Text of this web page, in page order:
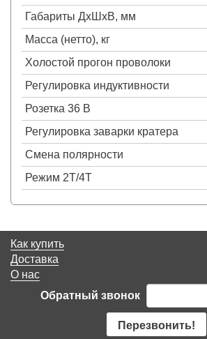
Габариты ДхШхВ, мм
Масса (нетто), кг
Холостой прогон проволоки
Регулировка индуктивности
Розетка 36 В
Регулировка заварки кратера
Смена полярности
Режим 2Т/4Т
Как купить
Доставка
О нас
Обратный звонок
Перезвонить!